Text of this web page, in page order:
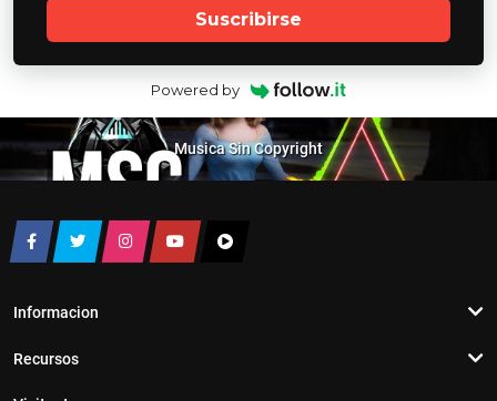
Suscribirse
Powered by
Musica Sin Copyright
Informacion
Recursos